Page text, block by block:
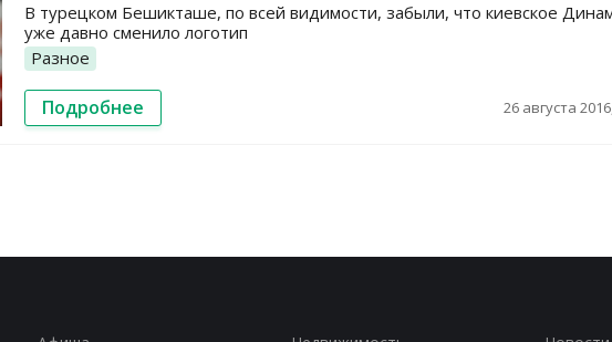
В турецком Бешикташе, по всей видимости, забыли, что киевское
уже давно сменило логотип
Разное
Подробнее 26 августа